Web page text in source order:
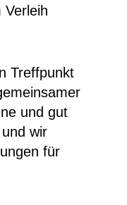
Verleih
Treffpunkt
und gut
wir
für